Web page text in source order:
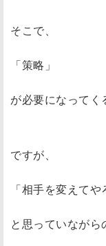
そこで、
「策略」
が必要になってく
ですが、
「相手を変えてや
と思っていながら